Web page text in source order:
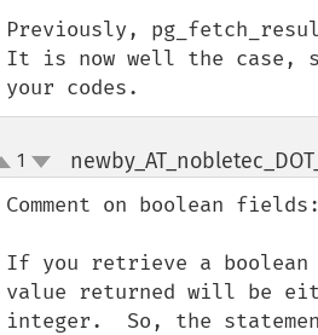
Previously,
It is now well the case,
your codes.
up
down
1
Comment on boolean fields:
If you retrieve a boolean
value returned will be
integer.  So, the